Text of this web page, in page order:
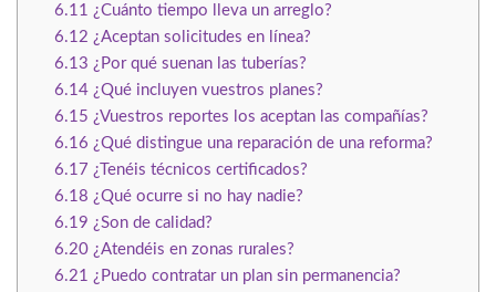
6.11 ¿Cuánto tiempo lleva un arreglo?
6.12 ¿Aceptan solicitudes en línea?
6.13 ¿Por qué suenan las tuberías?
6.14¿Qué incluyen vuestros planes?
6.15 ¿Vuestros reportes los aceptan las compañías?
6.16 ¿Qué distingue una reparación de una reforma?
6.17 ¿Tenéis técnicos certificados?
6.18 ¿Qué ocurre si no hay nadie?
6.19 ¿Son de calidad?
6.20¿Atendéis en zonas rurales?
6.21 ¿Puedo contratar un plan sin permanencia?